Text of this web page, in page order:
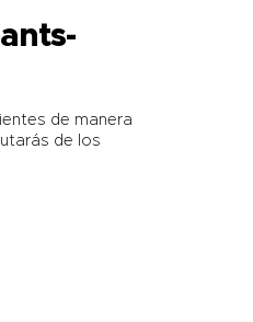
de manera
de los